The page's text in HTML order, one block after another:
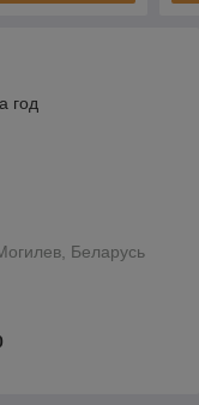
год
Беларусь